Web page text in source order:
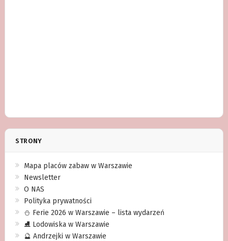
STRONY
Mapa placów zabaw w Warszawie
Newsletter
O NAS
Polityka prywatności
⛄️ Ferie 2026 w Warszawie – lista wydarzeń
⛸ Lodowiska w Warszawie
🔮 Andrzejki w Warszawie